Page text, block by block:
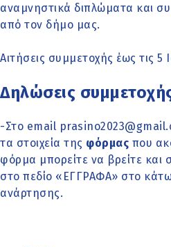
αναμνηστικά διπλώματα και
από τον δήμο μας.
Αιτήσεις συμμετοχής έως τις 5
Δηλώσεις
-Στο email
τα στοιχεία της φόρμας που
φόρμα μπορείτε να βρείτε και
στο πεδίο «ΕΓΓΡΑΦΑ» στο
ανάρτησης.